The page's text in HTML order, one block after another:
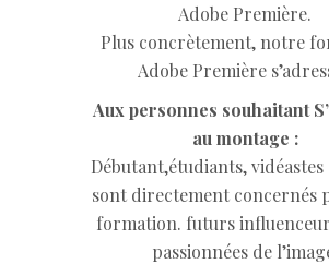
Adobe Première.
Plus concrètement, notre
Adobe Première
Aux personnes souhaitant
au montage :
Débutant,étudiants,
sont directement concernés
formation. futurs
passionnées de